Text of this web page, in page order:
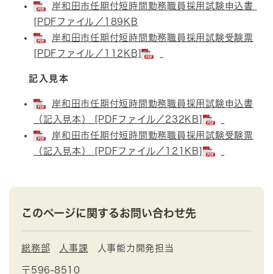
岸和田市任期付短時間勤務職員採用試験申込書
[PDFファイル／189KB
岸和田市任期付短時間勤務職員採用試験受験票
[PDFファイル／112KB]
記入見本
岸和田市任期付短時間勤務職員採用試験申込書
（記入見本） [PDFファイル／232KB]
岸和田市任期付短時間勤務職員採用試験受験票
（記入見本） [PDFファイル／121KB]
このページに関するお問い合わせ先
総務部 人事課 人事能力開発担当
〒596-8510